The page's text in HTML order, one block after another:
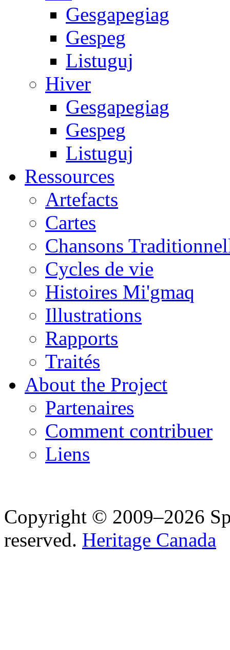
Gesgapegiag
Gespeg
Listuguj
Hiver
Gesgapegiag
Gespeg
Listuguj
Ressources
Artefacts
Cartes
Chansons
Cycles de vie
Histoires Mi'gmaq
Illustrations
Rapports
Traités
About the Project
Partenaires
Comment contribuer
Liens
Copyright © 2009–2026
reserved. Heritage Canada